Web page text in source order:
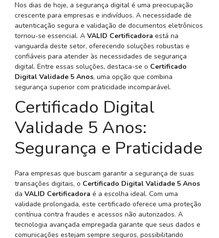
Nos dias de hoje, a segurança digital é uma preocupação
crescente para empresas e indivíduos. A necessidade de
autenticação segura e validação de documentos eletrônicos
tornou-se essencial. A VALID Certificadora está na
vanguarda deste setor, oferecendo soluções robustas e
confiáveis para atender às necessidades de segurança
digital. Entre essas soluções, destaca-se o Certificado
Digital Validade 5 Anos, uma opção que combina
segurança superior com praticidade incomparável.
Certificado Digital
Validade 5 Anos:
Segurança e Praticidade
Para empresas que buscam garantir a segurança de suas
transações digitais, o Certificado Digital Validade 5 Anos
da VALID Certificadora é a escolha ideal. Com uma
validade prolongada, este certificado oferece uma proteção
contínua contra fraudes e acessos não autorizados. A
tecnologia avançada empregada garante que seus dados e
comunicações estejam sempre seguros, possibilitando